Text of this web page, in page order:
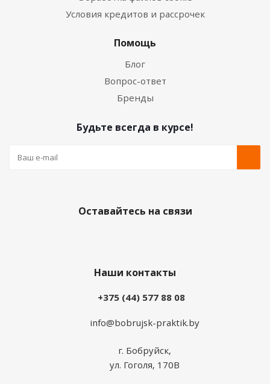
Условия кредитов и рассрочек
Помощь
Блог
Вопрос-ответ
Бренды
Будьте всегда в курсе!
Оставайтесь на связи
Наши контакты
+375 (44) 577 88 08
info@bobrujsk-praktik.by
г. Бобруйск,
ул. Гоголя, 170В